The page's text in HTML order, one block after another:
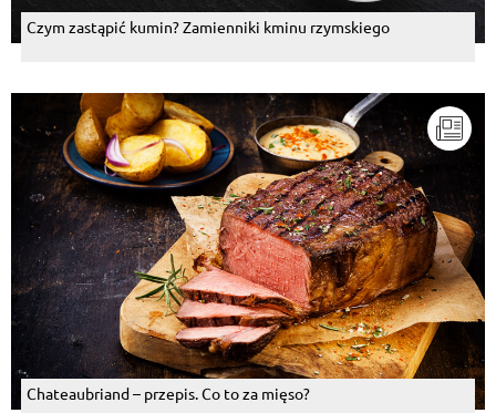
Czym zastąpić kumin? Zamienniki kminu rzymskiego
Chateaubriand – przepis. Co to za mięso?